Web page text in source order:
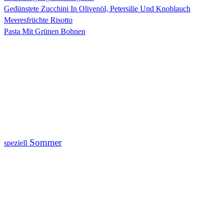
Gedünstete Zucchini In Olivenöl, Petersilie Und Knoblauch
Meeresfrüchte Risotto
Pasta Mit Grünen Bohnen
speziell Sommer